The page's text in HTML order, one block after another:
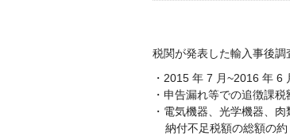
税関が発表した輸入事後調
・2015 年 7 月~2016 年 6
・申告漏れ等での追徴課
・電気機器、光学機器、
納付不足税額の総額の約